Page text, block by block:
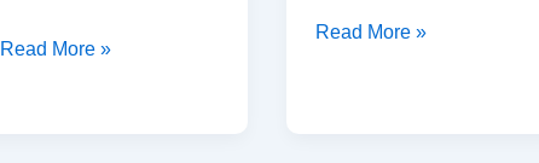
Read More »
Read More »